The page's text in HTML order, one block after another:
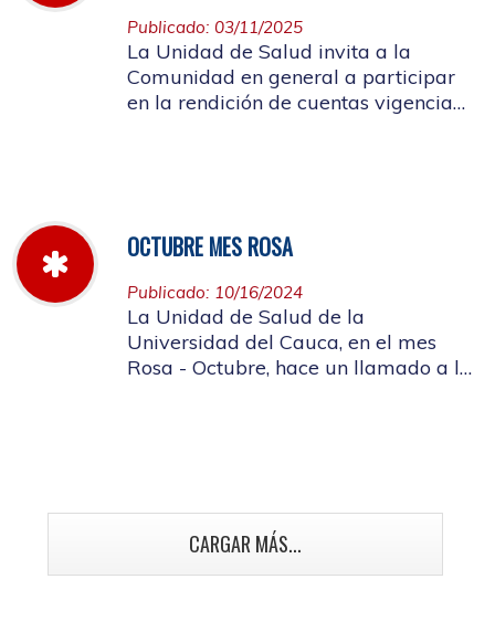
Publicado: 03/11/2025
La Unidad de Salud invita a la
Comunidad en general a participar
en la rendición de cuentas vigencia
OCTUBRE MES ROSA
Publicado: 10/16/2024
La Unidad de Salud de la
Universidad del Cauca, en el mes
Rosa - Octubre, hace un llamado a la
CARGAR MÁS...